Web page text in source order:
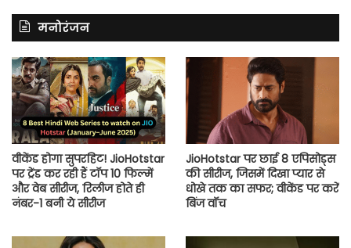
मनोरंजन
वीकेंड होगा सुपरहिट! JioHotstar
पर ट्रेंड कर रही हैं टॉप 10 फिल्में
और वेब सीरीज, रिलीज होते ही
नंबर-1 बनी ये सीरीज
JioHotstar पर छाई 8 एपिसोड्स
की सीरीज, जिसमें दिखा प्यार से
धोखे तक का सफर; वीकेंड पर करें
बिंज वॉच